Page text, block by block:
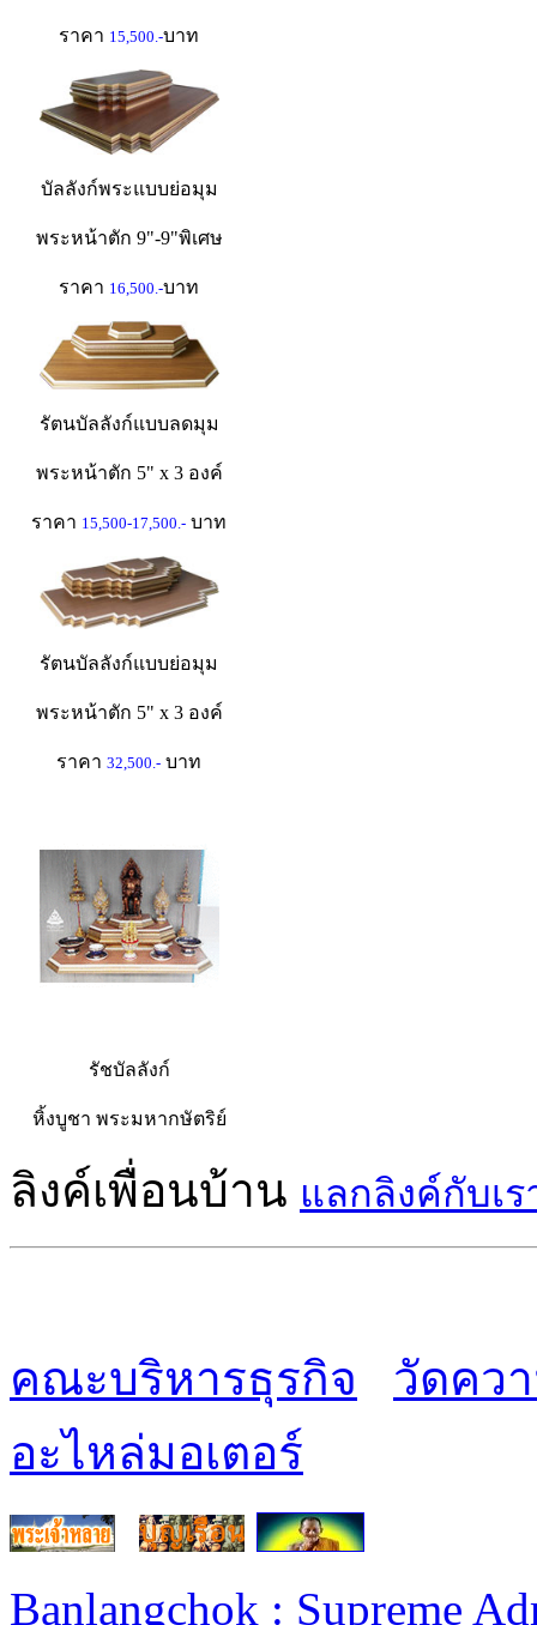
ราคา 15,500.-บาท
บัลลังก์พระแบบย่อมุม
พระหน้าตัก 9"-9"พิเศษ
ราคา 16,500.-บาท
รัตนบัลลังก์แบบลดมุม
พระหน้าตัก 5" x 3 องค์
ราคา 15,500-17,500.- บาท
รัตนบัลลังก์แบบย่อมุม
พระหน้าตัก 5" x 3 องค์
ราคา32,500.- บาท
รัชบัลลังก์
หิ้งบูชา พระมหากษัตริย์
ลิงค์เพื่อนบ้าน แลกลิงค์กับเร
คณะบริหารธุรกิจ
วัดคว
อะไหล่มอเตอร์
Banlangchok : Supreme